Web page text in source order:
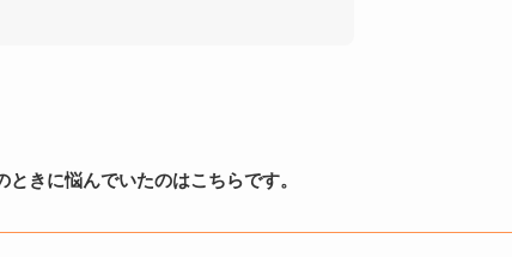
ときに悩んでいたのはこちらです。